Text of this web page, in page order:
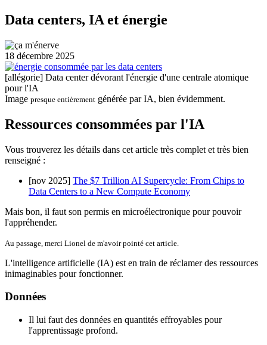
Data centers, IA et énergie
18 décembre 2025
[allégorie] Data center dévorant l'énergie d'une centrale atomique
pour l'IA
Image presque entièrement générée par IA, bien évidemment.
Ressources consommées par l'IA
Vous trouverez les détails dans cet article très complet et très bien
renseigné :
[nov 2025] The $7 Trillion AI Supercycle: From Chips to
Data Centers to a New Compute Economy
Mais bon, il faut son permis en microélectronique pour pouvoir
l'appréhender.
Au passage, merci Lionel de m'avoir pointé cet article.
L'intelligence artificielle (IA) est en train de réclamer des ressources
inimaginables pour fonctionner.
Données
Il lui faut des données en quantités effroyables pour
l'apprentissage profond.